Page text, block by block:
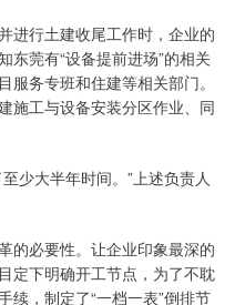
进行土建收尾工作时，企业的
东莞有“设备提前进场”的相关
务专班和住建等相关部门。
施工与设备安装分区作业、同
少大半年时间。”上述负责人
的必要性。让企业印象最深的
定下明确开工节点，为了不耽
续，制定了“一档一表”倒排节